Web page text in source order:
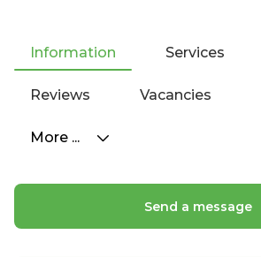
Information Services
Reviews Vacancies
More ...
Send a message